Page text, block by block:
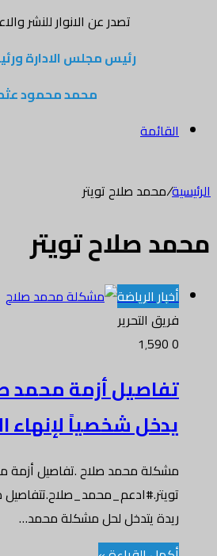
تصدر عن الانوار للنشر
رئيس مجلس الادارة
محمد محمود
القائمة
الرئيسية/محمد صلاح تويتر
محمد صلاح تويتر
أخبار الرياضة
فريق التحرير
0
تفاصيل أزمة محمد
يدخل شخصياً لإنهاء
مشكلة محمد صلاح .تفاصيل أزمة
ريدة يتدخل لحل مشكلة محمد…